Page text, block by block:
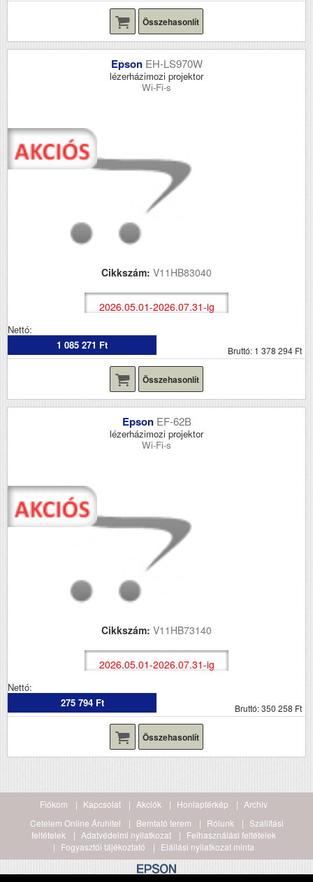
Összehasonlít
Epson EH-LS970W
lézerházimozi projektor
Wi-Fi-s
Cikkszám: V11HB83040
2026.05.01-2026.07.31-ig
Nettó:
1 085 271 Ft
Bruttó: 1 378 294 Ft
Összehasonlít
Epson EF-62B
lézerházimozi projektor
Wi-Fi-s
Cikkszám: V11HB73140
2026.05.01-2026.07.31-ig
Nettó:
275 794 Ft
Bruttó: 350 258 Ft
Összehasonlít
Fiókom Kapcsolat Akciók Honlaptérkép
Archiv
Cetelem Online Áruhitel
Bemtató terem Rólunk
Szállítási
feltételek
Adatvédelmi nyilatkozat
Felhasználási feltételek
Fogyasztói tájékoztató
Elállási nyilatkozat minta